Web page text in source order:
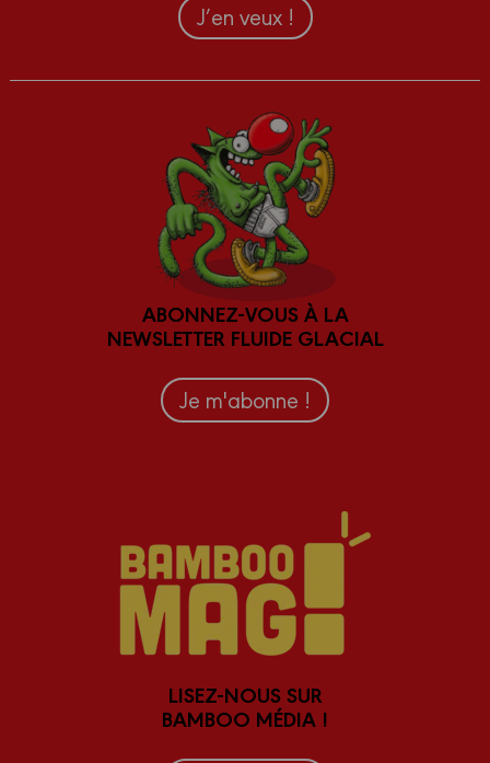
J’en veux !
ABONNEZ-VOUS À LA
NEWSLETTER FLUIDE GLACIAL
Je m'abonne !
LISEZ-NOUS SUR
BAMBOO MÉDIA !